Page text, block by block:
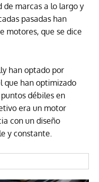
de marcas a lo largo y
pasadas han
motores, que se dice
han optado por
que han optimizado
débiles en
era un motor
con un diseño
y constante.